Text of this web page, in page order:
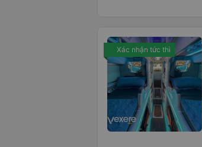
Xác nhận tức thì